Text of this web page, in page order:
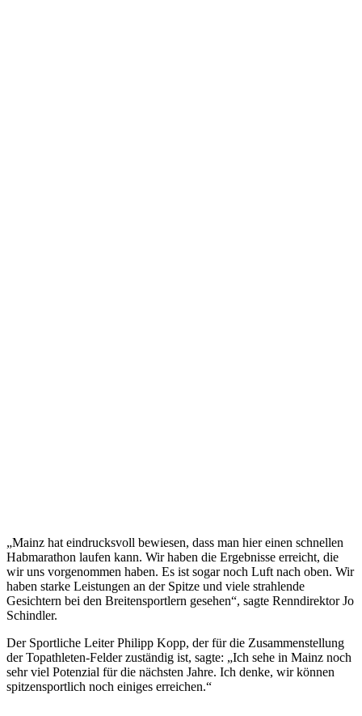
„Mainz hat eindrucksvoll bewiesen, dass man hier einen schnellen
Habmarathon laufen kann. Wir haben die Ergebnisse erreicht, die
wir uns vorgenommen haben. Es ist sogar noch Luft nach oben. Wir
haben starke Leistungen an der Spitze und viele strahlende
Gesichtern bei den Breitensportlern gesehen“, sagte Renndirektor Jo
Schindler.
Der Sportliche Leiter Philipp Kopp, der für die Zusammenstellung
der Topathleten-Felder zuständig ist, sagte: „Ich sehe in Mainz noch
sehr viel Potenzial für die nächsten Jahre. Ich denke, wir können
spitzensportlich noch einiges erreichen.“